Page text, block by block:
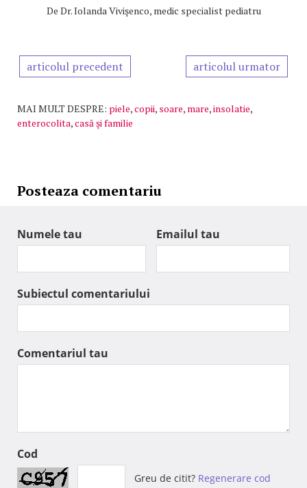
De Dr. Iolanda Vivişenco, medic specialist pediatru
articolul precedent articolul urmator
MAI MULT DESPRE: piele,copii, soare, mare,insolatie,
enterocolita,casă şi familie
Posteaza comentariu
Numele tau Emailul tau
Subiectul comentariului
Comentariul tau
Cod
Greu de citit? Regenerare cod